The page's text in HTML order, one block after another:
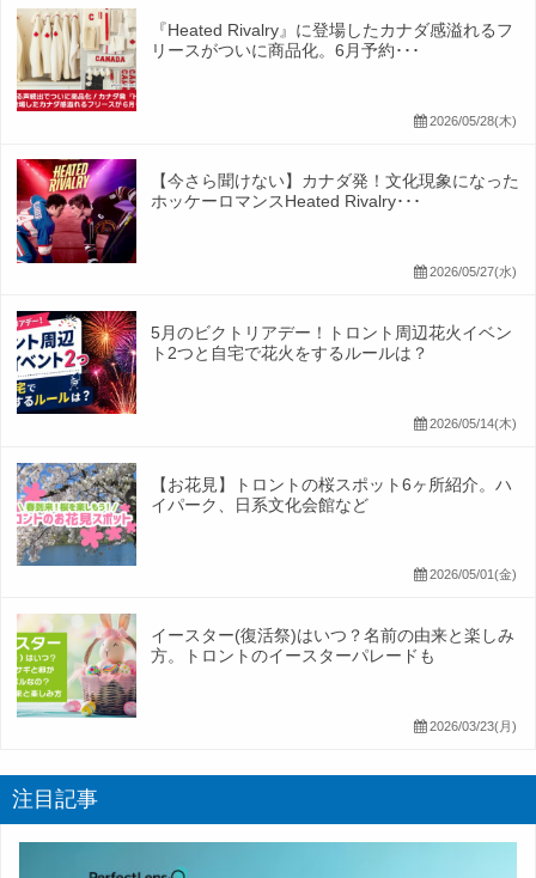
『Heated Rivalry』に登場したカナダ感溢れるフ
リースがついに商品化。6月予約･･･
2026/05/28(木)
【今さら聞けない】カナダ発！文化現象になった
ホッケーロマンスHeated Rivalry･･･
2026/05/27(水)
5月のビクトリアデー！トロント周辺花火イベン
ト2つと自宅で花火をするルールは？
2026/05/14(木)
【お花見】トロントの桜スポット6ヶ所紹介。ハ
イパーク、日系文化会館など
2026/05/01(金)
イースター(復活祭)はいつ？名前の由来と楽しみ
方。トロントのイースターパレードも
2026/03/23(月)
注目記事